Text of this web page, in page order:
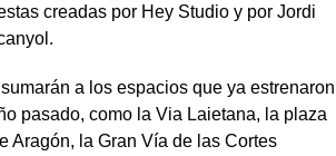
creadas por Hey Studio y por Jordi
a los espacios que ya estrenaron
pasado, como la Via Laietana, la plaza
Aragón, la Gran Vía de las Cortes